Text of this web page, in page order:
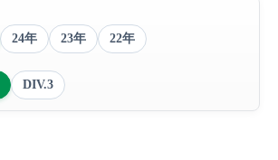
24年 23年 22年
DIV.3